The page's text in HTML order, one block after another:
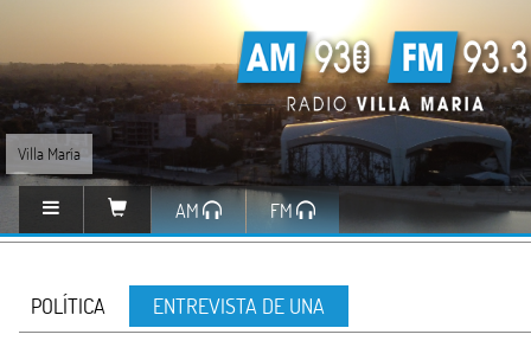
Villa María
AM FM
POLÍTICA ENTREVISTA DE UNA